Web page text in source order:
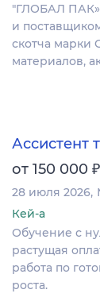
"ГЛОБАЛ ПАК»
и
скотча марки
материалов,
Ассистент
от 150 000 ₽
28 июля 2026
Кей-а
Обучение с
растущая
работа по
роста.